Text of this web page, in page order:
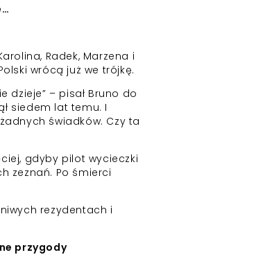
Radek, Marzena i
wrócą już we trójkę.
dzieje” – pisał Bruno do
siedem lat temu. I
świadków. Czy ta
gdyby pilot wycieczki
zeznań. Po śmierci
rezydentach i
przygody